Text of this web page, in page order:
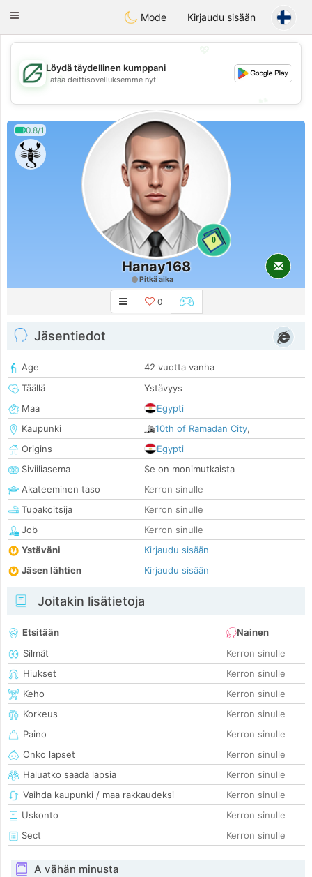
GulfDating
Toggle
Mode Kirjaudu sisään
💖
💕
Löydä täydellinen kumppani
Lataa deittisovelluksemme nyt!
0.8/1
0
Hanay168
Pitkä aika
0
Jäsentiedot
Age
42 vuotta vanha
Täällä
Ystävyys
Maa
Egypti
Kaupunki
10th of Ramadan City,
Origins
Egypti
Siviiliasema
Se on monimutkaista
Akateeminen taso
Kerron sinulle
Tupakoitsija
Kerron sinulle
Job
Kerron sinulle
Ystäväni
Kirjaudu sisään
Jäsen lähtien
Kirjaudu sisään
Joitakin lisätietoja
Etsitään
Nainen
Silmät
Kerron sinulle
Hiukset
Kerron sinulle
Keho
Kerron sinulle
Korkeus
Kerron sinulle
Paino
Kerron sinulle
Onko lapset
Kerron sinulle
Haluatko saada lapsia
Kerron sinulle
Vaihda kaupunki / maa rakkaudeksi
Kerron sinulle
Uskonto
Kerron sinulle
Sect
Kerron sinulle
A vähän minusta